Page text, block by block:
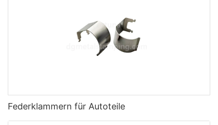
Federklammern für Autoteile